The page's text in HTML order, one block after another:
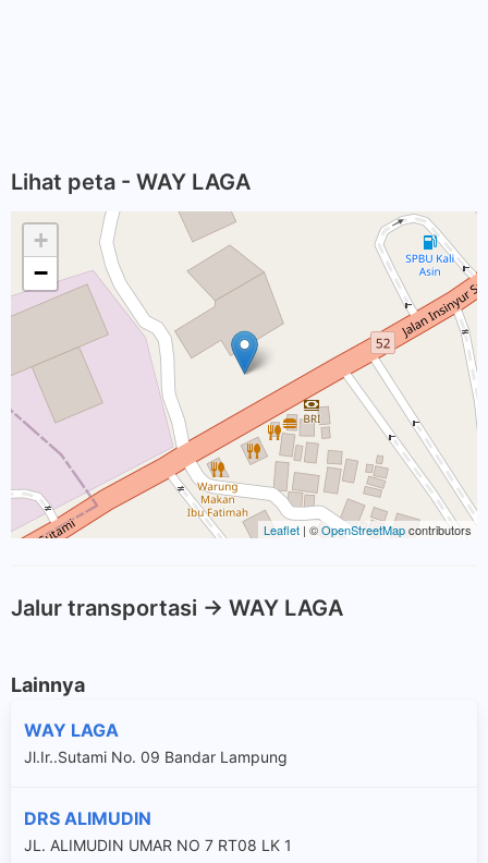
Lihat peta - WAY LAGA
+
−
Leaflet | ©OpenStreetMapcontributors
Jalur transportasi -> WAY LAGA
Lainnya
WAY LAGA
Jl.Ir..Sutami No. 09 Bandar Lampung
DRS ALIMUDIN
JL. ALIMUDIN UMAR NO 7 RT08 LK 1